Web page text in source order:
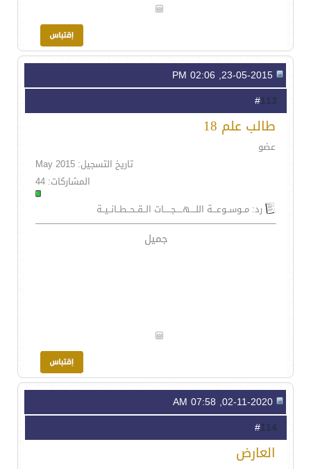
113
طالب علم 18
عضو
تاريخ التسجيل: May 2015
المشاركات: 44
رد: مــوســوعـــة اللــــهـــــجـــــات الــقــحــطــانــيــة
جميل
114
العارض